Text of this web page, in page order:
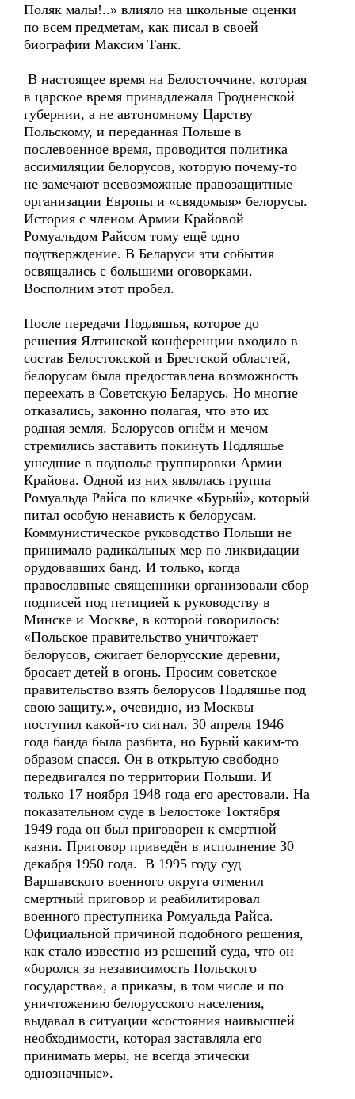
Поляк малы!..» влияло на школьные оценки
по всем предметам, как писал в своей
биографии Максим Танк.
В настоящее время на Белосточчине, которая
в царское время принадлежала Гродненской
губернии, а не автономному Царству
Польскому, и переданная Польше в
послевоенное время, проводится политика
ассимиляции белорусов, которую почему-то
не замечают всевозможные правозащитные
организации Европы и «свядомыя» белорусы.
История с членом Армии Крайовой
Ромуальдом Райсом тому ещё одно
подтверждение. В Беларуси эти события
освящались с большими оговорками.
Восполним этот пробел.
После передачи Подляшья, которое до
решения Ялтинской конференции входило в
состав Белостокской и Брестской областей,
белорусам была предоставлена возможность
переехать в Советскую Беларусь. Но многие
отказались, законно полагая, что это их
родная земля. Белорусов огнём и мечом
стремились заставить покинуть Подляшье
ушедшие в подполье группировки Армии
Крайова. Одной из них являлась группа
Ромуальда Райса по кличке «Бурый», который
питал особую ненависть к белорусам.
Коммунистическое руководство Польши не
принимало радикальных мер по ликвидации
орудовавших банд. И только, когда
православные священники организовали сбор
подписей под петицией к руководству в
Минске и Москве, в которой говорилось:
«Польское правительство уничтожает
белорусов, сжигает белорусские деревни,
бросает детей в огонь. Просим советское
правительство взять белорусов Подляшье под
свою защиту.», очевидно, из Москвы
поступил какой-то сигнал. 30 апреля 1946
года банда была разбита, но Бурый каким-то
образом спасся. Он в открытую свободно
передвигался по территории Польши. И
только 17 ноября 1948 года его арестовали. На
показательном суде в Белостоке 1октября
1949 года он был приговорен к смертной
казни. Приговор приведён в исполнение 30
декабря 1950 года. В 1995 году суд
Варшавского военного округа отменил
смертный приговор и реабилитировал
военного преступника Ромуальда Райса.
Официальной причиной подобного решения,
как стало известно из решений суда, что он
«боролся за независимость Польского
государства», а приказы, в том числе и по
уничтожению белорусского населения,
выдавал в ситуации «состояния наивысшей
необходимости, которая заставляла его
принимать меры, не всегда этически
однозначные».